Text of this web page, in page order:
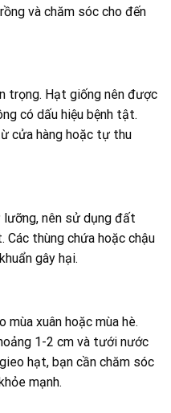
và chăm sóc cho đến
trọng. Hạt giống nên được
có dấu hiệu bệnh tật.
cửa hàng hoặc tự thu
nên sử dụng đất
thùng chứa hoặc chậu
gây hại.
xuân hoặc mùa hè.
1-2 cm và tưới nước
hạt, bạn cần chăm sóc
mạnh.